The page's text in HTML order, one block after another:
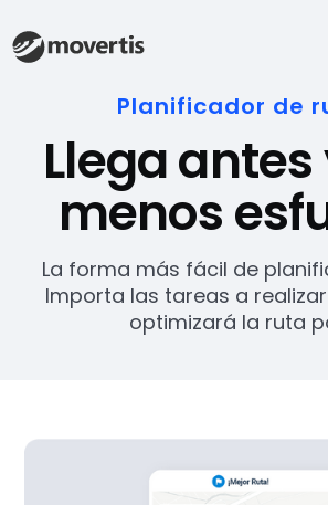
Planificador de
Llega
menos
La forma más fácil de
Importa las tareas a
optimizará la ruta